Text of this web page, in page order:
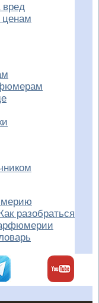
вред
разобраться